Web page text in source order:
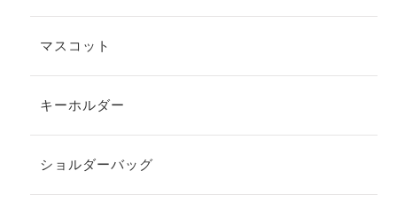
マスコット
キーホルダー
ショルダーバッグ